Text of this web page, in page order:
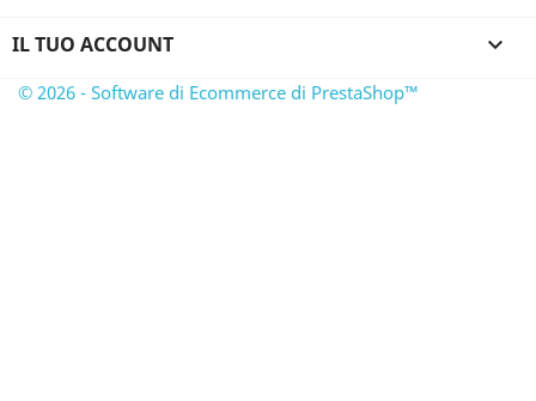
IL TUO ACCOUNT 
© 2026 - Software di Ecommerce di PrestaShop™